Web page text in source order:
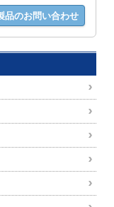
品のお問い合わせ